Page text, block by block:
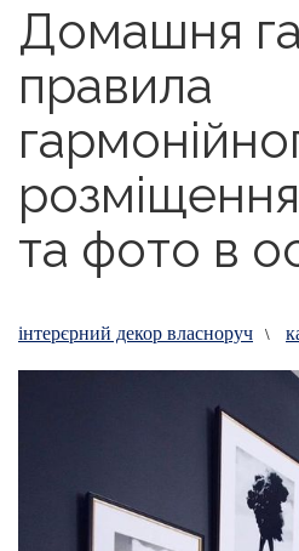
Домашня
правила
та фото в
інтерєрний декор власноруч \